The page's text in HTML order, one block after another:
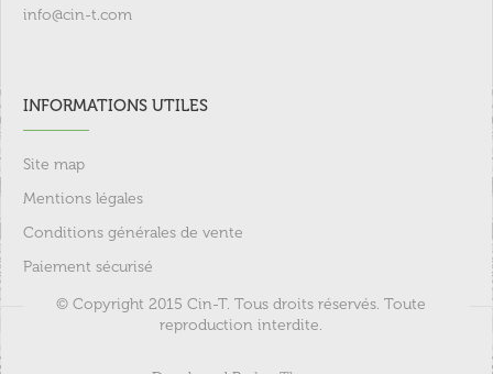
info@cin-t.com
INFORMATIONS UTILES
Site map
Mentions légales
Conditions générales de vente
Paiement sécurisé
© Copyright 2015 Cin-T. Tous droits réservés. Toute
reproduction interdite.